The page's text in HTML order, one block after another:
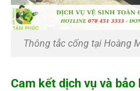
Thông tắc cống tại Hoàng
Cam kết dịch vụ và bảo